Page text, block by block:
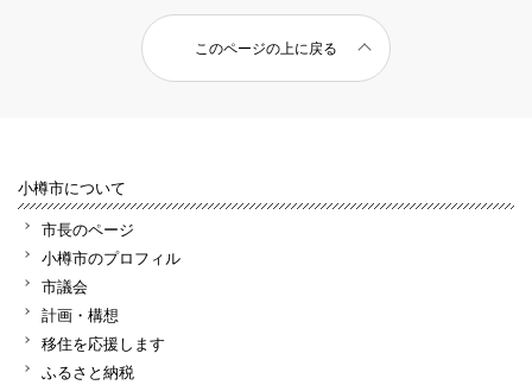
このページの上に戻る
小樽市について
市長のページ
小樽市のプロフィル
市議会
計画・構想
移住を応援します
ふるさと納税